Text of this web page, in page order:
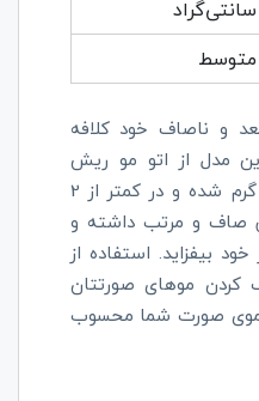
سانتی‌گراد
متوسط
و ناصاف خود کلافه
مدل از اتو مو ریش
باکیفیت تنها در 15 ثانیه گرم شده و در کمتر از 2
صاف و مرتب داشته و
بیفزاید. استفاده از
موهای صورتتان
موی صورت شما محسوب